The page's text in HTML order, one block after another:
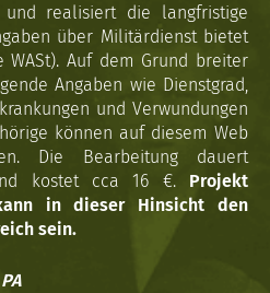
und realisiert die langfristige
über Militärdienst bietet
WASt). Auf dem Grund breiter
Angaben wie Dienstgrad,
und Verwundungen
können auf diesem Web
Die Bearbeitung dauert
kostet cca 16 €. Projekt
in dieser Hinsicht den
sein.